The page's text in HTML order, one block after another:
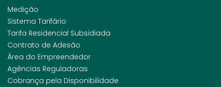
Medição
Sistema Tarifário
Tarifa Residencial Subsidiada
Contrato de Adesão
Área do Empreendedor
Agências Reguladoras
Cobrança pela Disponibilidade